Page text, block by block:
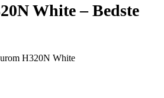
White –Bedste